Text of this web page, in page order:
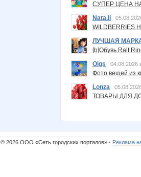
СУПЕР ЦЕНА
Nata.li
ЛУЧШАЯ
[b]Обувь Ralf
Olgs
04.08.2026
Фото вещей из
Lonza
ТОВАРЫ ДЛЯ
© 2026 ООО «Сеть городских порталов» · Реклама